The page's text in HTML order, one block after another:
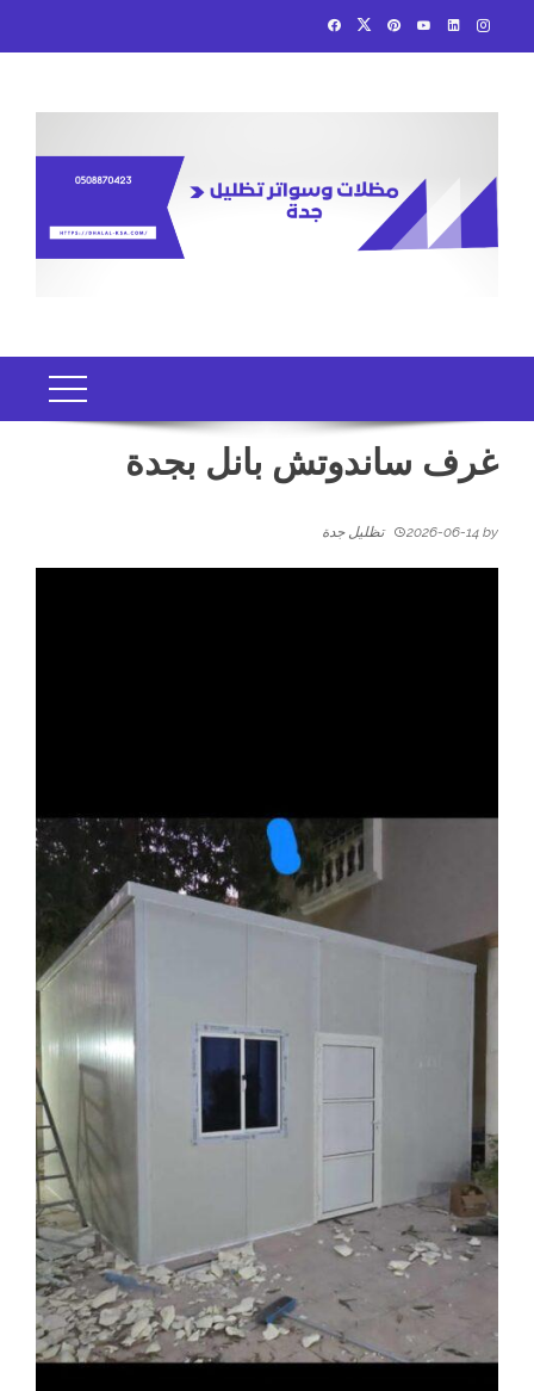
غرف ساندوتش بانل بجدة
2026-06-14 by تظليل جدة